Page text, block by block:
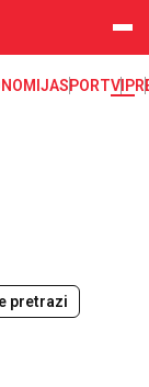
SPORTVIP
pretrazi